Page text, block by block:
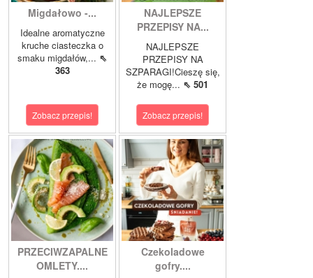
Migdałowo -...
Idealne aromatyczne
kruche ciasteczka o
smaku migdałów,... ⇖
363
Zobacz przepis!
NAJLEPSZE
PRZEPISY NA...
NAJLEPSZE
PRZEPISY NA
SZPARAGI!Cieszę się,
że mogę... ⇖ 501
Zobacz przepis!
PRZECIWZAPALNE
OMLETY....
Czekoladowe
gofry....